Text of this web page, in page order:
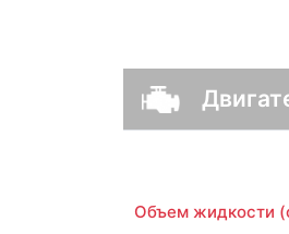
Объем жидкости